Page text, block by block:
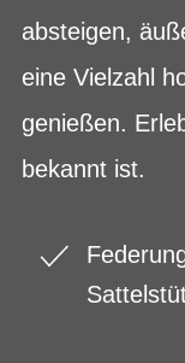
absteigen,
eine Vielzahl
genießen.
bekannt ist.